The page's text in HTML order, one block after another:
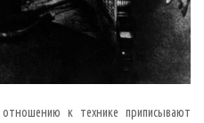
к технике приписывают